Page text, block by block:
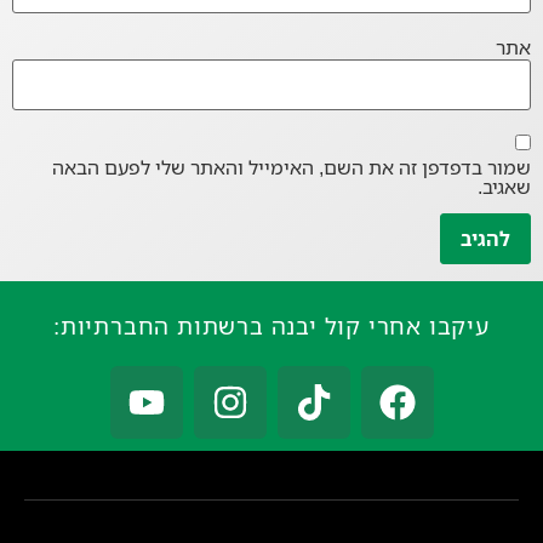
אתר
שמור בדפדפן זה את השם, האימייל והאתר שלי לפעם הבאה
שאגיב.
עיקבו אחרי קול יבנה ברשתות החברתיות: